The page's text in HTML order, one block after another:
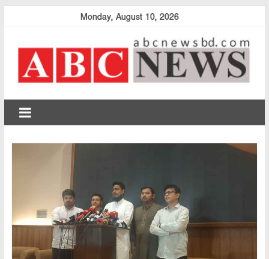
Monday, August 10, 2026
abcnewsbd